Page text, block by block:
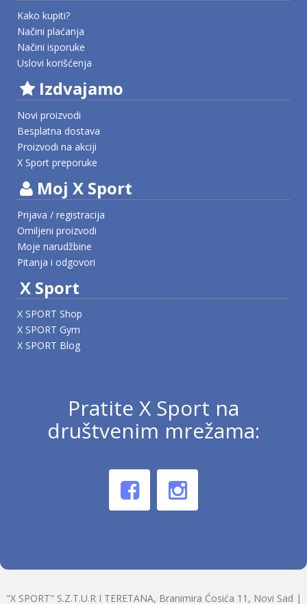
Kako kupiti?
Načini plaćanja
Načini isporuke
Uslovi korišćenja
Izdvajamo
Novi proizvodi
Besplatna dostava
Proizvodi na akciji
X Sport preporuke
Moj X Sport
Prijava / registracija
Omiljeni proizvodi
Moje narudžbine
Pitanja i odgovori
X Sport
X SPORT Shop
X SPORT Gym
X SPORT Blog
Pratite X Sport na
društvenim mrežama:
"X SPORT" S.Z.T.U.R I TERETANA, Branimira Ćosića 11, Novi Sad |